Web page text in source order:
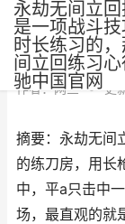
永劫无间立
是一项战斗
时长练习的
间立回练习
驰中国官网
作者：网三 • 更
摘要：永劫无间
的练刀房，用长
中，平a只击中
场，最直观的就